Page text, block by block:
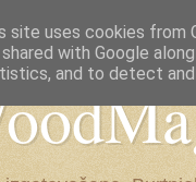
site uses cookies from
with Google
and to detect and